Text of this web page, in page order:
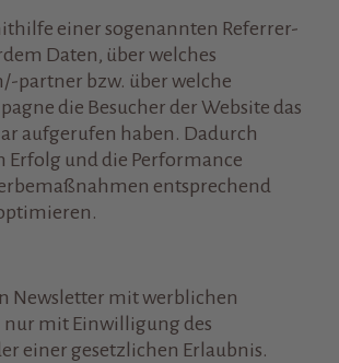
einer sogenannten Referrer-
Daten, über welches
partner bzw. über welche
die Besucher der Website das
aufgerufen haben. Dadurch
Erfolg und die Performance
entsprechend
Newsletter mit werblichen
mit Einwilligung des
einer gesetzlichen Erlaubnis.